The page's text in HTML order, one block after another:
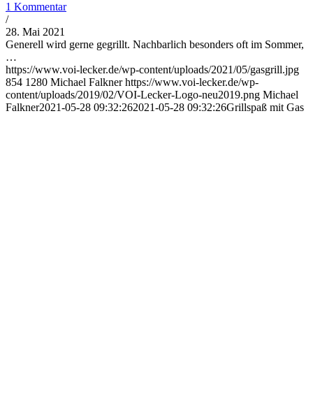
1 Kommentar
/
28. Mai 2021
Generell wird gerne gegrillt. Nachbarlich besonders oft im Sommer,
…
https://www.voi-lecker.de/wp-content/uploads/2021/05/gasgrill.jpg
854 1280 Michael Falkner https://www.voi-lecker.de/wp-
content/uploads/2019/02/VOI-Lecker-Logo-neu2019.png Michael
Falkner2021-05-28 09:32:262021-05-28 09:32:26Grillspaß mit Gas